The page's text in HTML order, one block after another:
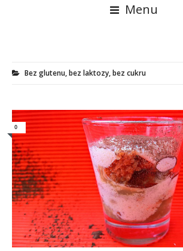
Menu
Bez glutenu, bez laktozy, bez cukru
0